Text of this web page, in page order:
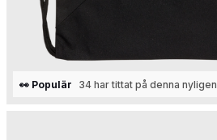
👀 Populär 34 har tittat på denna nyligen